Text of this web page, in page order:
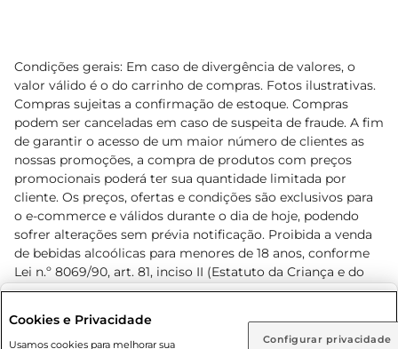
Rio de Janeiro (RJ) Goiás (GO)
Condições gerais: Em caso de divergência de valores, o
valor válido é o do carrinho de compras. Fotos ilustrativas.
Compras sujeitas a confirmação de estoque. Compras
podem ser canceladas em caso de suspeita de fraude. A fim
de garantir o acesso de um maior número de clientes as
nossas promoções, a compra de produtos com preços
promocionais poderá ter sua quantidade limitada por
cliente. Os preços, ofertas e condições são exclusivos para
o e-commerce e válidos durante o dia de hoje, podendo
sofrer alterações sem prévia notificação. Proibida a venda
de bebidas alcoólicas para menores de 18 anos, conforme
Lei n.º 8069/90, art. 81, inciso II (Estatuto da Criança e do
Adolescente). Preços e condições exclusivos para o
prévio. O valor mínimo para as compras on-line é de R$
Cookies e Privacidade
Usamos cookies para melhorar sua
Configurar privacidade